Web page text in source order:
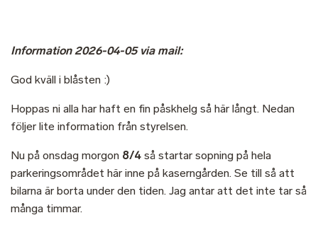
Information 2026-04-05 via mail:
God kväll i blåsten :)
Hoppas ni alla har haft en fin påskhelg så här långt. Nedan
följer lite information från styrelsen.
Nu på onsdag morgon 8/4 så startar sopning på hela
parkeringsområdet här inne på kaserngården. Se till så att
bilarna är borta under den tiden. Jag antar att det inte tar så
många timmar.